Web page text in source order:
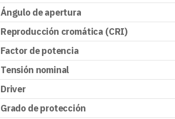
Ángulo de apertura
Reproducción cromática (CRI)
Factor de potencia
Tensión nominal
Driver
Grado de protección